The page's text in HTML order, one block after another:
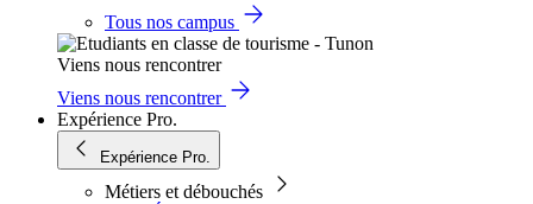
Tous nos campus
Viens nous rencontrer
Viens nous rencontrer
Expérience Pro.
Expérience Pro.
Métiers et débouchés